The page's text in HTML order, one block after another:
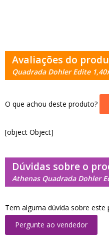
Avaliações do
Quadrada Dohler Edite
O que achou deste produto?
[object Object]
Dúvidas sobre o
Athenas Quadrada Dohler
Tem alguma dúvida sobre este
Pergunte ao vendedor